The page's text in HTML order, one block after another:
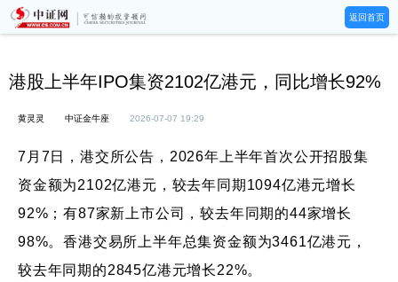
返回首页
港股上半年IPO集资2102亿港元，同比增长92%
黄灵灵 中证金牛座 2026-07-07 19:29
7月7日，港交所公告，2026年上半年首次公开招股集
资金额为2102亿港元，较去年同期1094亿港元增长
92%；有87家新上市公司，较去年同期的44家增长
98%。香港交易所上半年总集资金额为3461亿港元，
较去年同期的2845亿港元增长22%。